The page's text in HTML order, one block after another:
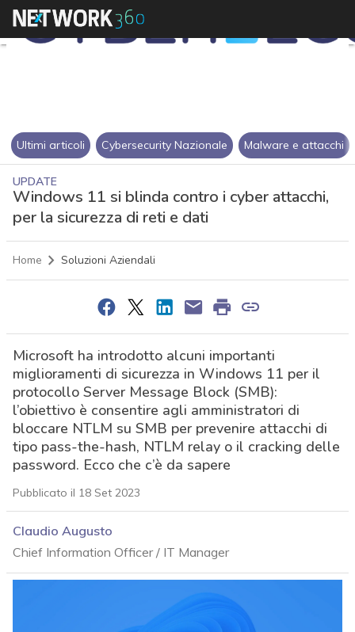
Ultimi articoli Cybersecurity Nazionale Malware e attacchi
UPDATE
Windows 11 si blinda contro i cyber attacchi,
per la sicurezza di reti e dati
Home Soluzioni Aziendali
Microsoft ha introdotto alcuni importanti
miglioramenti di sicurezza in Windows 11 per il
protocollo Server Message Block (SMB):
l’obiettivo è consentire agli amministratori di
bloccare NTLM su SMB per prevenire attacchi di
tipo pass-the-hash, NTLM relay o il cracking delle
password. Ecco che c’è da sapere
Pubblicato il 18 Set 2023
Claudio Augusto
Chief Information Officer / IT Manager